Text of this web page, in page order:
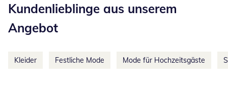
Kundenlieblinge aus unserem
Angebot
Kleider Festliche Mode Mode für Hochzeitsgäste